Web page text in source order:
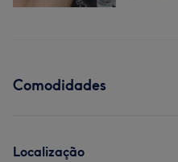
Comodidades
Localização